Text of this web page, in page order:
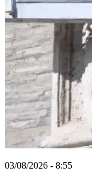
03/08/2026 - 8:55